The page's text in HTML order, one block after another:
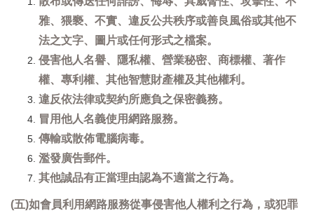
雅、猥褻、不實、違反公共秩序或善良風俗或其他不
法之文字、圖片或任何形式之檔案。
侵害他人名譽、隱私權、營業秘密、商標權、著作
權、專利權、其他智慧財產權及其他權利。
違反依法律或契約所應負之保密義務。
冒用他人名義使用網路服務。
傳輸或散佈電腦病毒。
濫發廣告郵件。
其他誠品有正當理由認為不適當之行為。
(五)如會員利用網路服務從事侵害他人權利之行為，或犯罪